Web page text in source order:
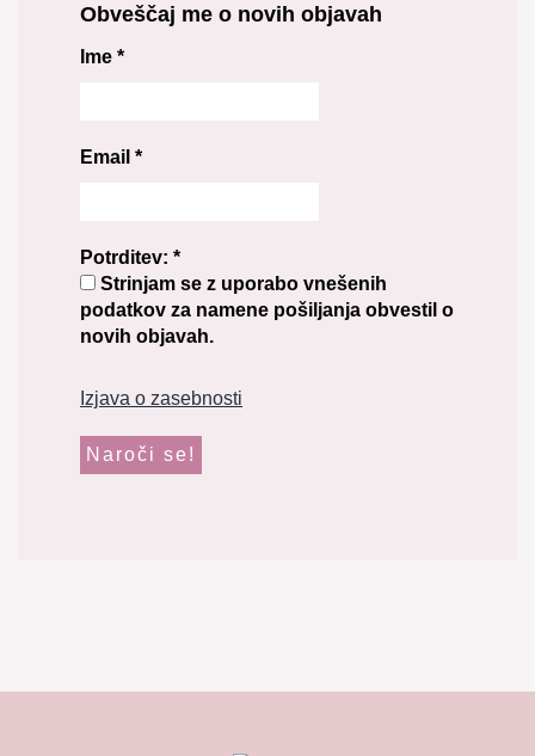
Obveščaj me o novih objavah
Ime *
Email *
Potrditev: *
Strinjam se z uporabo vnešenih
podatkov za namene pošiljanja obvestil o
novih objavah.
Izjava o zasebnosti